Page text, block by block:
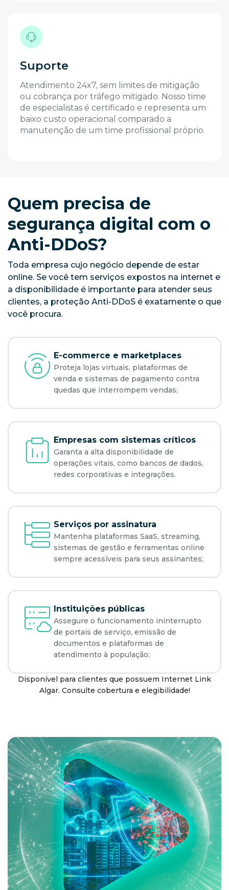
Suporte
Atendimento 24x7, sem limites de mitigação
ou cobrança por tráfego mitigado. Nosso time
de especialistas é certificado e representa um
baixo custo operacional comparado a
manutenção de um time profissional próprio.
Quem precisa de
segurança digital com o
Anti-DDoS?
Toda empresa cujo negócio depende de estar
online. Se você tem serviços expostos na internet e
a disponibilidade é importante para atender seus
clientes, a proteção Anti-DDoS é exatamente o que
você procura.
E-commerce e marketplaces
Proteja lojas virtuais, plataformas de
venda e sistemas de pagamento contra
quedas que interrompem vendas;
Empresas com sistemas críticos
Garanta a alta disponibilidade de
operações vitais, como bancos de dados,
redes corporativas e integrações.
Serviços por assinatura
Mantenha plataformas SaaS, streaming,
sistemas de gestão e ferramentas online
sempre acessíveis para seus assinantes;
Instituições públicas
Assegure o funcionamento ininterrupto
de portais de serviço, emissão de
documentos e plataformas de
atendimento à população;
Disponível para clientes que possuem Internet Link
Algar. Consulte cobertura e elegibilidade!